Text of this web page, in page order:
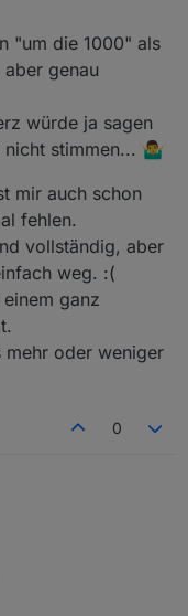
(ich muß nochmal
ist, wenn man
seiner Variante
der letzte Teil fehlt
woran es
Geschichte mit den
Endlose reicht (also
zeitlich begrenzt
"um die 1000" als
aber genau
würde ja sagen
stimmen... 🤷‍♂️
mir auch schon
fehlen.
vollständig, aber
weg. :(
ganz
oder weniger
0
Zeichen aus
z.B. in VIS